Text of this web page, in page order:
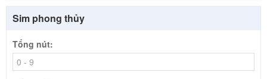
Sim phong thủy
Tổng nút: